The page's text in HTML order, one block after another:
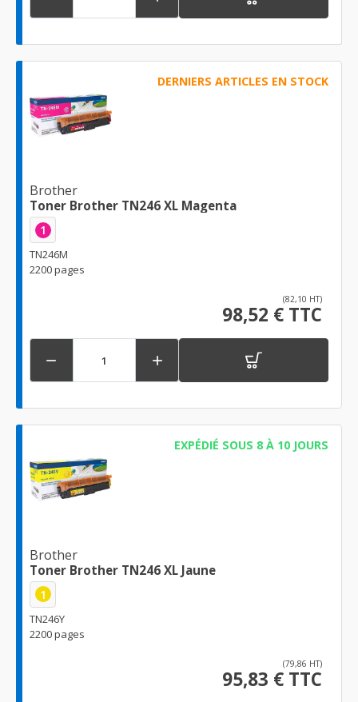
DERNIERS ARTICLES EN STOCK
Brother
Toner Brother TN246 XL Magenta
1
TN246M
2200 pages
(82,10 HT)
98,52 € TTC
 
EXPÉDIÉ SOUS 8 À 10 JOURS
Brother
Toner Brother TN246 XL Jaune
1
TN246Y
2200 pages
(79,86 HT)
95,83 € TTC